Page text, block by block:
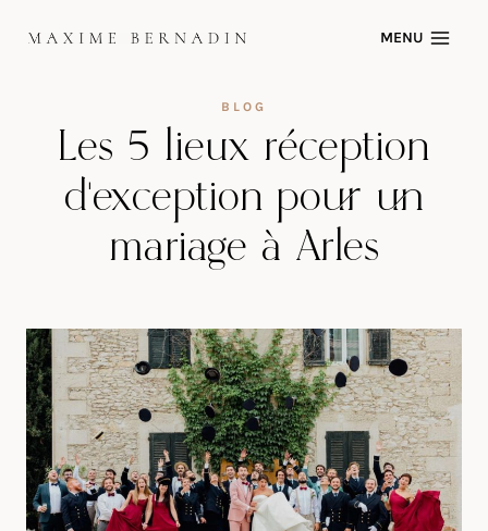
MENU
BLOG
Les 5 lieux réception
d’exception pour un
mariage à Arles